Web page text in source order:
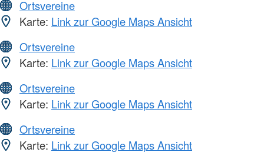
Ortsvereine
Karte: Link zur Google Maps Ansicht
Ortsvereine
Karte: Link zur Google Maps Ansicht
Ortsvereine
Karte: Link zur Google Maps Ansicht
Ortsvereine
Karte: Link zur Google Maps Ansicht